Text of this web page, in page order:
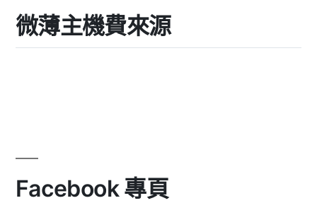
微薄主機費來源
Facebook 專頁